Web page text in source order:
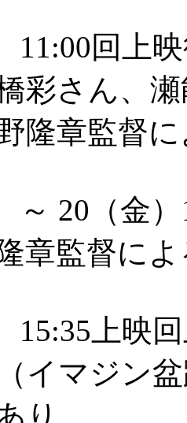
11:00回上
彩さん、
隆章監督
～ 20（金
章監督に
15:35上映
イマジン
り